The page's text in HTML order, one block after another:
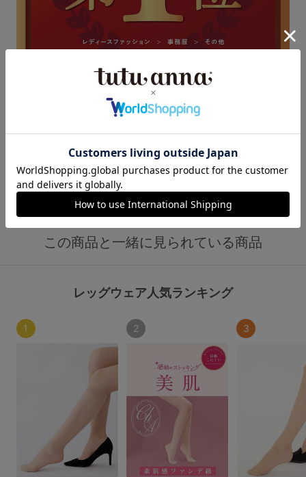
この商品と一緒に見られている商品
レッグウェア人気ランキング
1 2 3